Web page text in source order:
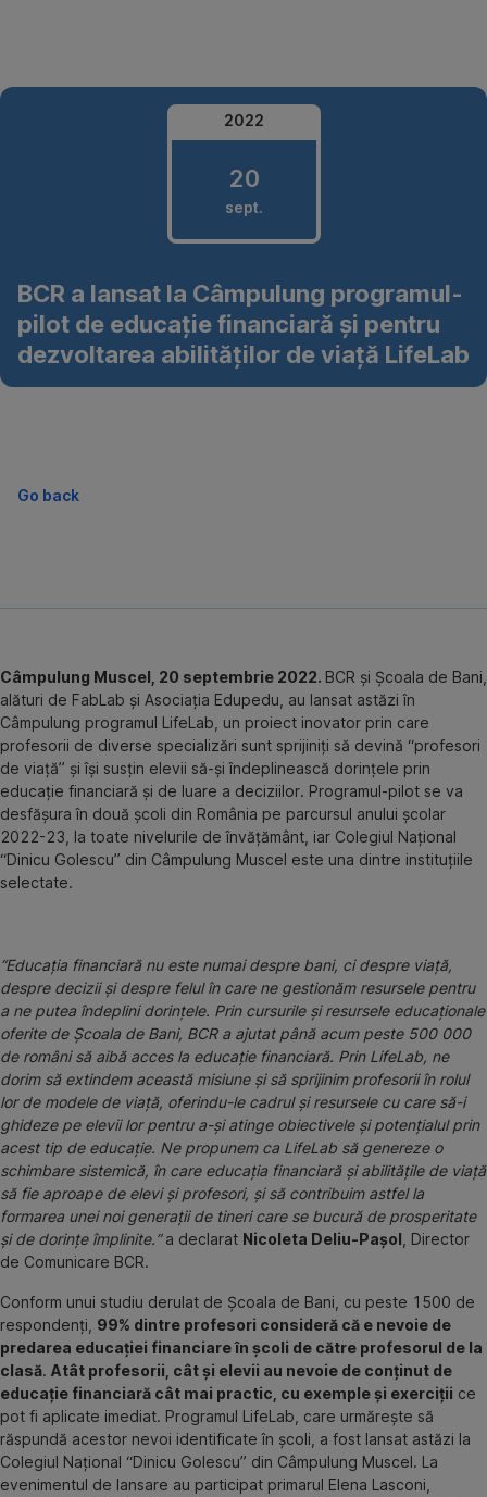
2022
20
sept.
20
septembrie
2022
BCR a lansat la Câmpulung programul-
pilot de educație financiară și pentru
dezvoltarea abilităților de viață LifeLab
Go back
Câmpulung Muscel, 20 septembrie 2022. BCR și Școala de Bani,
alături de FabLab și Asociația Edupedu, au lansat astăzi în
Câmpulung programul LifeLab, un proiect inovator prin care
profesorii de diverse specializări sunt sprijiniți să devină “profesori
de viață” și își susțin elevii să-și îndeplinească dorințele prin
educație financiară și de luare a deciziilor. Programul-pilot se va
desfășura în două școli din România pe parcursul anului școlar
2022-23, la toate nivelurile de învățământ, iar Colegiul Național
“Dinicu Golescu” din Câmpulung Muscel este una dintre instituțiile
selectate.
“Educația financiară nu este numai despre bani, ci despre viață,
despre decizii și despre felul în care ne gestionăm resursele pentru
a ne putea îndeplini dorințele. Prin cursurile și resursele educaționale
oferite de Școala de Bani, BCR a ajutat până acum peste 500 000
de români să aibă acces la educație financiară. Prin LifeLab, ne
dorim să extindem această misiune și să sprijinim profesorii în rolul
lor de modele de viață, oferindu-le cadrul și resursele cu care să-i
ghideze pe elevii lor pentru a-și atinge obiectivele și potențialul prin
acest tip de educație. Ne propunem ca LifeLab să genereze o
schimbare sistemică, în care educația financiară și abilitățile de viață
să fie aproape de elevi și profesori, și să contribuim astfel la
formarea unei noi generații de tineri care se bucură de prosperitate
și de dorințe împlinite.”a declarat Nicoleta Deliu-Pașol , Director
de Comunicare BCR.
Conform unui studiu derulat de Școala de Bani, cu peste 1500 de
respondenți, 99% dintre profesori consideră că e nevoie de
predarea educației financiare în școli de către profesorul de la
clasă. Atât profesorii, cât și elevii au nevoie de conținut de
educație financiară cât mai practic, cu exemple și exerciții ce
pot fi aplicate imediat. Programul LifeLab, care urmărește să
răspundă acestor nevoi identificate în școli, a fost lansat astăzi la
Colegiul Național “Dinicu Golescu” din Câmpulung Muscel. La
evenimentul de lansare au participat primarul Elena Lasconi,